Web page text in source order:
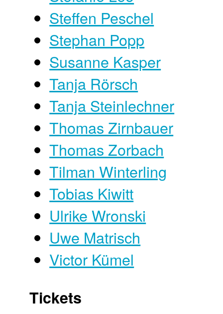
Steffen Peschel
Stephan Popp
Susanne Kasper
Tanja Rörsch
Tanja Steinlechner
Thomas Zirnbauer
Thomas Zorbach
Tilman Winterling
Tobias Kiwitt
Ulrike Wronski
Uwe Matrisch
Victor Kümel
Tickets